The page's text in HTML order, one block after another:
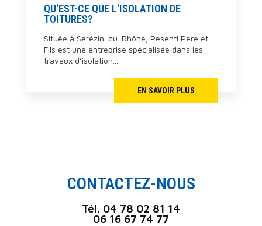
QU'EST-CE QUE L'ISOLATION DE
TOITURES?
Située à Sérézin-du-Rhône, Pesenti Père et
Fils est une entreprise spécialisée dans les
travaux d’isolation....
EN SAVOIR PLUS
CONTACTEZ-NOUS
Tél. 04 78 02 81 14
06 16 67 74 77